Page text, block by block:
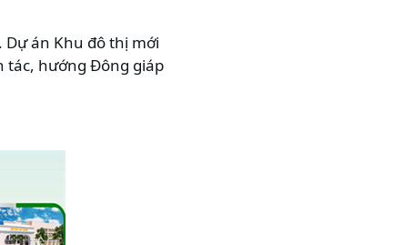
Dự án Khu đô thị mới
tác, hướng Đông giáp